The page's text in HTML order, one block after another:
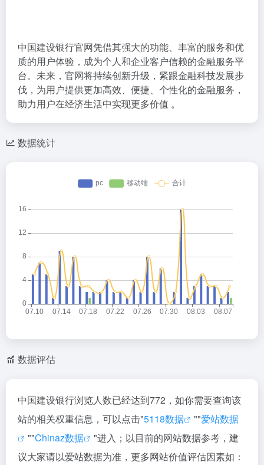
中国建设银行官网凭借其强大的功能、丰富的服务和优
质的用户体验，成为个人和企业客户信赖的金融服务平
台。未来，官网将持续创新升级，紧跟金融科技发展步
伐，为用户提供更加高效、便捷、个性化的金融服务，
助力用户在经济生活中实现更多价值 。
数据统计
数据评估
中国建设银行浏览人数已经达到772，如你需要查询该
站的相关权重信息，可以点击"5118数据 ""爱站数据
""Chinaz数据
"进入；以目前的网站数据参考，建
议大家请以爱站数据为准，更多网站价值评估因素如：